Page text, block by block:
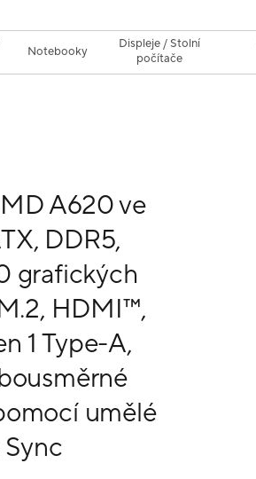
Notebooky
Displeje / Stolní
počítače
A620 ve
DDR5,
grafických
HDMI™,
1 Type-A,
umělé